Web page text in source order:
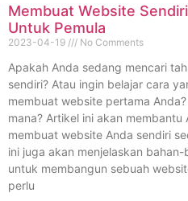
Membuat Website
Untuk Pemula
2023-04-19 No Comments
Apakah Anda sedang mencari
sendiri? Atau ingin belajar cara
membuat website pertama
mana? Artikel ini akan membantu
membuat website Anda sendiri
ini juga akan menjelaskan
untuk membangun sebuah
perlu